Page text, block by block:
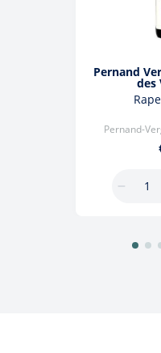
Pernand
des
Pernand-